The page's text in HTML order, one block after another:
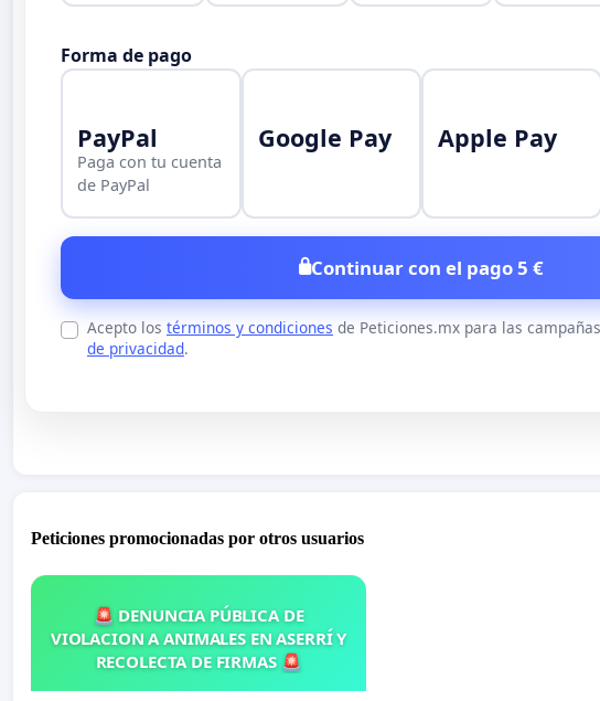
Forma de pago
PayPal
Paga con tu cuenta
de PayPal
Google Pay Apple Pay
Continuar con el pago 5 €
Acepto los términos y condiciones de Peticiones.mx para las
de privacidad.
Peticiones promocionadas por otros usuarios
🚨 DENUNCIA PÚBLICA DE
VIOLACION A ANIMALES EN ASERRÍ Y
RECOLECTA DE FIRMAS 🚨